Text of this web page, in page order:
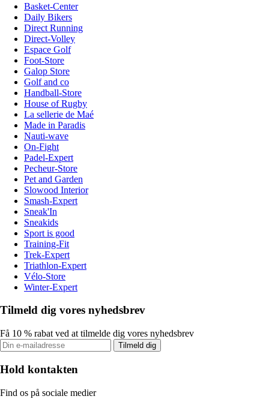
Basket-Center
Daily Bikers
Direct Running
Direct-Volley
Espace Golf
Foot-Store
Galop Store
Golf and co
Handball-Store
House of Rugby
La sellerie de Maé
Made in Paradis
Nauti-wave
On-Fight
Padel-Expert
Pecheur-Store
Pet and Garden
Slowood Interior
Smash-Expert
Sneak'In
Sneakids
Sport is good
Training-Fit
Trek-Expert
Triathlon-Expert
Vélo-Store
Winter-Expert
Tilmeld dig vores nyhedsbrev
Få 10 % rabat ved at tilmelde dig vores nyhedsbrev
Tilmeld dig
Hold kontakten
Find os på sociale medier